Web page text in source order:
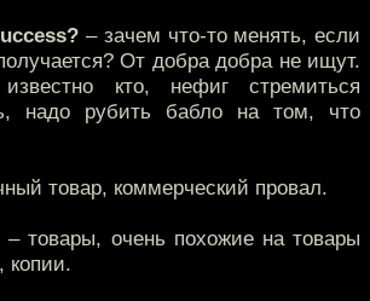
– зачем что-то менять, если
От добра добра не ищут.
кто, нефиг стремиться
надо рубить бабло на том, что
товар, коммерческий провал.
– товары, очень похожие на товары
копии.